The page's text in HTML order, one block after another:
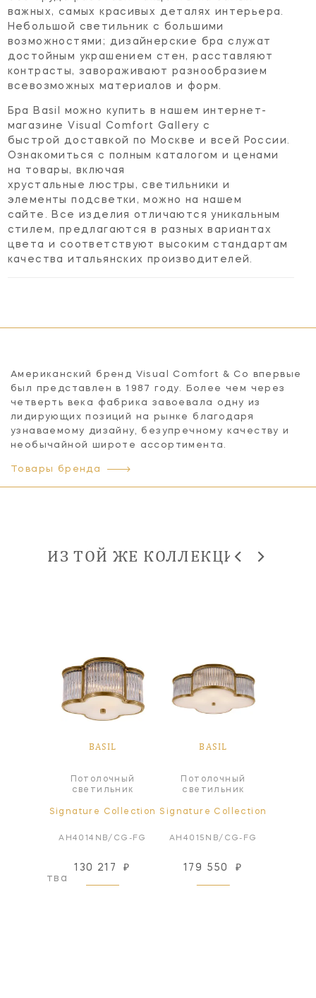
важных, самых красивых деталях интерьера.
Небольшой светильник с большими
возможностями; дизайнерские бра служат
достойным украшением стен, расставляют
контрасты, завораживают разнообразием
всевозможных материалов и форм.
Бра Basil можно купить в нашем интернет-
магазине Visual Comfort Gallery с
быстрой
доставкой по Москве и всей России.
Ознакомиться с полным каталогом и ценами
на товары, включая
хрустальные люстры, светильники и
элементы подсветки, можно на нашем
сайте. Все изделия отличаются уникальным
стилем, предлагаются в разных вариантах
цвета и соответствуют высоким стандартам
качества итальянских производителей.
Американский бренд Visual Comfort & Co впервые
был представлен в 1987 году. Более чем через
четверть века фабрика завоевала одну из
лидирующих позиций на рынке благодаря
узнаваемому дизайну, безупречному качеству и
необычайной широте ассортимента.
Товары бренда
ИЗ ТОЙ ЖЕ КОЛЛЕКЦИИ
BASIL
Потолочный
светильник
Signature Collection
AH4014NB/CG-FG
130 217 ₽
BASIL
Потолочный
светильник
Signature Collection
AH4015NB/CG-FG
179 550 ₽